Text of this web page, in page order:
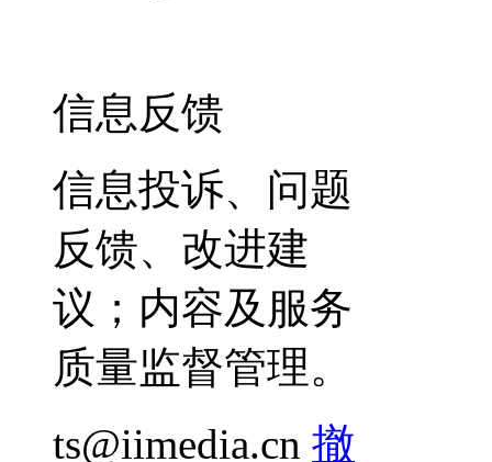
信息反馈
信息投诉、问题
反馈、改进建
议；内容及服务
质量监督管理。
ts@iimedia.cn 撤